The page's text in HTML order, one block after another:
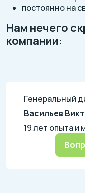
постоянно на
Нам нечего
компании:
Генеральный
Васильев
19 лет опыта